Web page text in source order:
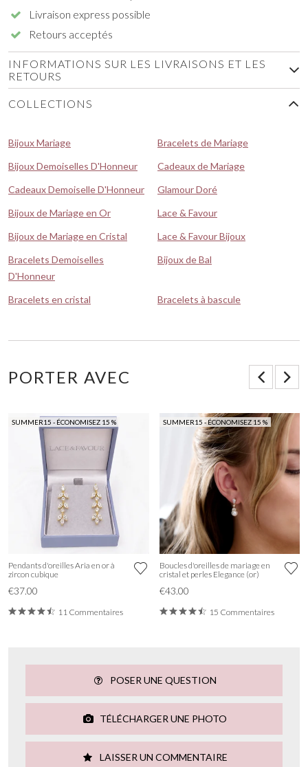
Livraison express possible
Retours acceptés
INFORMATIONS SUR LES LIVRAISONS ET LES
RETOURS
COLLECTIONS
Bijoux Mariage
Bracelets de Mariage
Bijoux Demoiselles D'Honneur
Cadeaux de Mariage
Cadeaux Demoiselle D'Honneur
Glamour Doré
Bijoux de Mariage en Or
Lace & Favour
Bijoux de Mariage en Cristal
Lace & Favour Bijoux
Bracelets Demoiselles
D'Honneur
Bijoux de Bal
Bracelets en cristal Bracelets à bascule
PORTER AVEC
SUMMER15 - ÉCONOMISEZ 15 %
Pendants d'oreilles Aria en or à
zircon cubique
€37.00
11 Commentaires
SUMMER15 - ÉCONOMISEZ 15 %
Boucles d'oreilles de mariage en
cristal et perles Elegance (or)
€43.00
15 Commentaires
POSER UNE QUESTION
TÉLÉCHARGER UNE PHOTO
LAISSER UN COMMENTAIRE